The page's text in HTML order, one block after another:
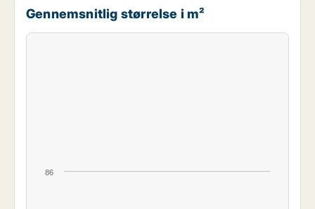
Gennemsnitlig størrelse i m²
86